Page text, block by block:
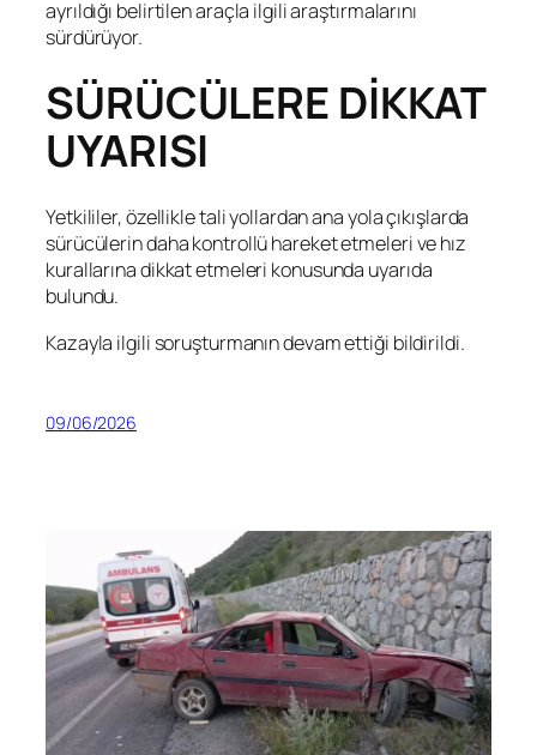
ayrıldığı belirtilen araçla ilgili araştırmalarını
sürdürüyor.
SÜRÜCÜLERE DİKKAT
UYARISI
Yetkililer, özellikle tali yollardan ana yola çıkışlarda
sürücülerin daha kontrollü hareket etmeleri ve hız
kurallarına dikkat etmeleri konusunda uyarıda
bulundu.
Kazayla ilgili soruşturmanın devam ettiği bildirildi.
09/06/2026